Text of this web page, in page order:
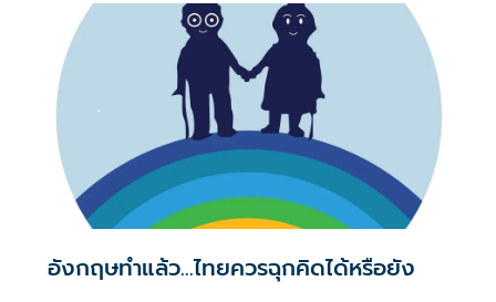
อังกฤษทำแล้ว...ไทยควรฉุกคิดได้หรือยัง